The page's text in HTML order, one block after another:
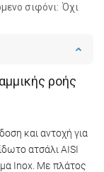
σιφόνι: Όχι
ροής
και αντοχή για
ατσάλι AISI
Inox. Με πλάτος